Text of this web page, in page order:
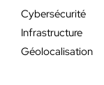
Cybersécurité
Infrastructure
Géolocalisation